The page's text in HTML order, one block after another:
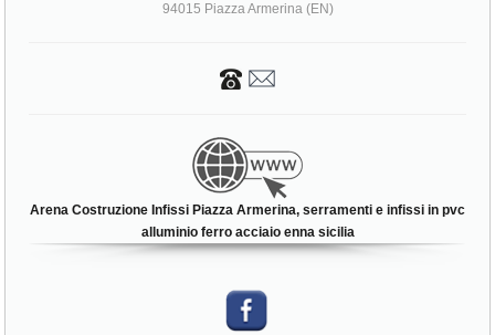
94015 Piazza Armerina (EN)
Arena Costruzione Infissi Piazza Armerina, serramenti e infissi in pvc
alluminio ferro acciaio enna sicilia